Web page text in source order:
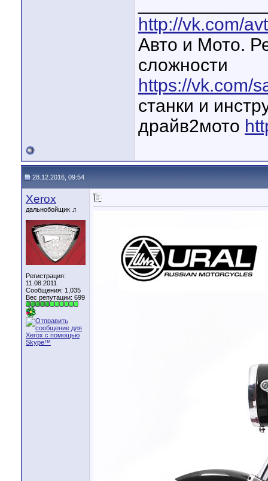
http://vk.com/
Авто и Мото.
сложности
https://vk.com/
станки и
драйв2мото
28.12.2016, 09:54
Xerox
дальнобойщик ♫
Регистрация:
11.08.2011
Сообщения: 1,035
Вес репутации: 699